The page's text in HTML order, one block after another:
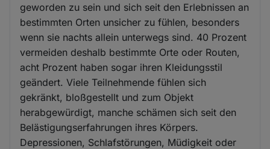
geworden zu sein und sich seit den Erlebnissen an
bestimmten Orten unsicher zu fühlen, besonders
wenn sie nachts allein unterwegs sind. 40 Prozent
vermeiden deshalb bestimmte Orte oder Routen,
acht Prozent haben sogar ihren Kleidungsstil
geändert. Viele Teilnehmende fühlen sich
gekränkt, bloßgestellt und zum Objekt
herabgewürdigt, manche schämen sich seit den
Belästigungserfahrungen ihres Körpers.
Depressionen, Schlafstörungen, Müdigkeit oder